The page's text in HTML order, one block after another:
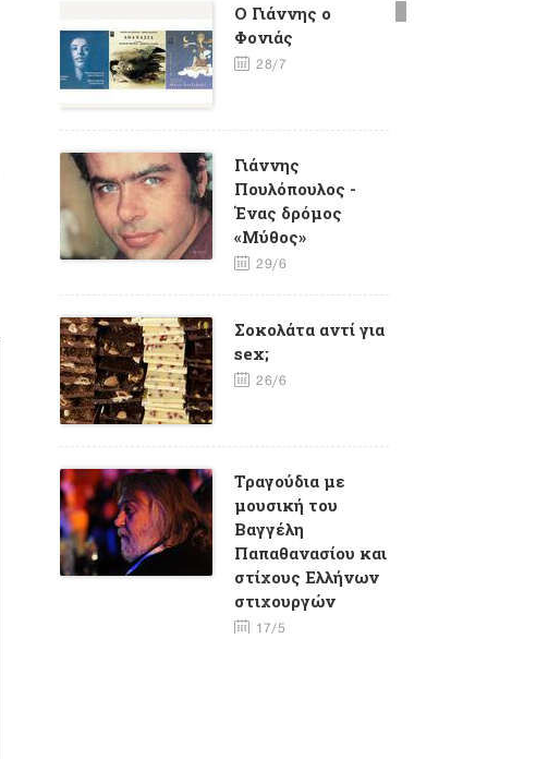
Ο Γιάννης ο
Φονιάς
28/7
Γιάννης
Πουλόπουλος -
Ένας δρόμος
«Μύθος»
29/6
Σοκολάτα αντί για
sex;
26/6
Τραγούδια με
μουσική του
Βαγγέλη
Παπαθανασίου και
στίχους Eλλήνων
στιχουργών
17/5